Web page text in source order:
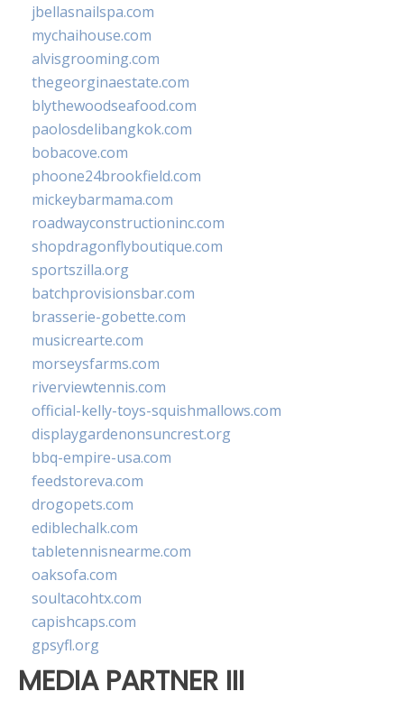
jbellasnailspa.com
mychaihouse.com
alvisgrooming.com
thegeorginaestate.com
blythewoodseafood.com
paolosdelibangkok.com
bobacove.com
phoone24brookfield.com
mickeybarmama.com
roadwayconstructioninc.com
shopdragonflyboutique.com
sportszilla.org
batchprovisionsbar.com
brasserie-gobette.com
musicrearte.com
morseysfarms.com
riverviewtennis.com
official-kelly-toys-squishmallows.com
displaygardenonsuncrest.org
bbq-empire-usa.com
feedstoreva.com
drogopets.com
ediblechalk.com
tabletennisnearme.com
oaksofa.com
soultacohtx.com
capishcaps.com
gpsyfl.org
MEDIA PARTNER III